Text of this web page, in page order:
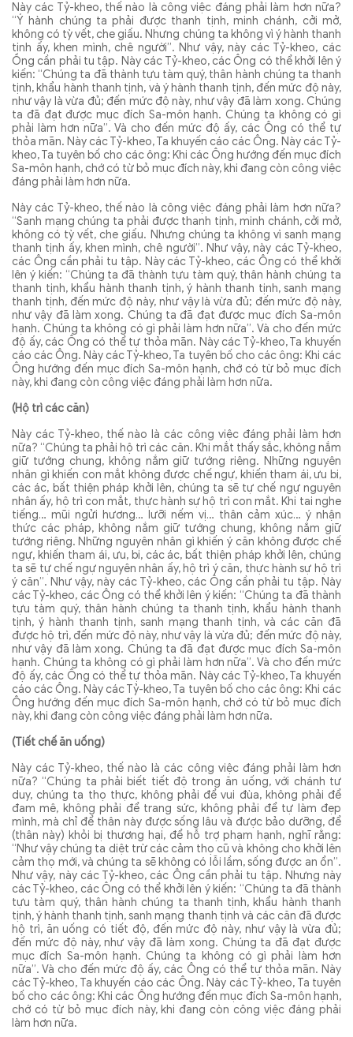
Này các Tỷ-kheo, thế nào là công việc đáng phải làm hơn nữa?
“Ý hành chúng ta phải được thanh tịnh, minh chánh, cởi mở,
không có tỳ vết, che giấu. Nhưng chúng ta không vì ý hành thanh
tịnh ấy, khen mình, chê người”. Như vậy, này các Tỷ-kheo, các
Ông cần phải tu tập. Này các Tỷ-kheo, các Ông có thể khởi lên ý
kiến: “Chúng ta đã thành tựu tàm quý, thân hành chúng ta thanh
tịnh, khẩu hành thanh tịnh, và ý hành thanh tịnh, đến mức độ này,
như vậy là vừa đủ; đến mức độ này, như vậy đã làm xong. Chúng
ta đã đạt được mục đích Sa-môn hạnh. Chúng ta không có gì
phải làm hơn nữa”. Và cho đến mức độ ấy, các Ông có thể tự
thỏa mãn. Này các Tỷ-kheo, Ta khuyến cáo các Ông. Này các Tỷ-
kheo, Ta tuyên bố cho các ông: Khi các Ông hướng đến mục đích
Sa-môn hạnh, chớ có từ bỏ mục đích này, khi đang còn công việc
đáng phải làm hơn nữa.
Này các Tỷ-kheo, thế nào là công việc đáng phải làm hơn nữa?
“Sanh mạng chúng ta phải được thanh tịnh, minh chánh, cởi mở,
không có tỳ vết, che giấu. Nhưng chúng ta không vì sanh mạng
thanh tịnh ấy, khen mình, chê người”. Như vậy, này các Tỷ-kheo,
các Ông cần phải tu tập. Này các Tỷ-kheo, các Ông có thể khởi
lên ý kiến: “Chúng ta đã thành tựu tàm quý, thân hành chúng ta
thanh tịnh, khẩu hành thanh tịnh, ý hành thanh tịnh, sanh mạng
thanh tịnh, đến mức độ này, như vậy là vừa đủ; đến mức độ này,
như vậy đã làm xong. Chúng ta đã đạt được mục đích Sa-môn
hạnh. Chúng ta không có gì phải làm hơn nữa”. Và cho đến mức
độ ấy, các Ông có thể tự thỏa mãn. Này các Tỷ-kheo, Ta khuyến
cáo các Ông. Này các Tỷ-kheo, Ta tuyên bố cho các ông: Khi các
Ông hướng đến mục đích Sa-môn hạnh, chớ có từ bỏ mục đích
này, khi đang còn công việc đáng phải làm hơn nữa.
(Hộ trì các căn)
Này các Tỷ-kheo, thế nào là các công việc đáng phải làm hơn
nữa? “Chúng ta phải hộ trì các căn. Khi mắt thấy sắc, không nắm
giữ tướng chung, không nắm giữ tướng riêng. Những nguyên
nhân gì khiến con mắt không được chế ngự, khiến tham ái, ưu bi,
các ác, bất thiện pháp khởi lên, chúng ta sẽ tự chế ngự nguyên
nhân ấy, hộ trì con mắt, thực hành sự hộ trì con mắt. Khi tai nghe
tiếng… mũi ngửi hương… lưỡi nếm vị… thân cảm xúc… ý nhận
thức các pháp, không nắm giữ tướng chung, không nắm giữ
tướng riêng. Những nguyên nhân gì khiến ý căn không được chế
ngự, khiến tham ái, ưu, bi, các ác, bất thiện pháp khởi lên, chúng
ta sẽ tự chế ngự nguyên nhân ấy, hộ trì ý căn, thực hành sự hộ trì
ý căn”. Như vậy, này các Tỷ-kheo, các Ông cần phải tu tập. Này
các Tỷ-kheo, các Ông có thể khởi lên ý kiến: “Chúng ta đã thành
tựu tàm quý, thân hành chúng ta thanh tịnh, khẩu hành thanh
tịnh, ý hành thanh tịnh, sanh mạng thanh tịnh, và các căn đã
được hộ trì, đến mức độ này, như vậy là vừa đủ; đến mức độ này,
như vậy đã làm xong. Chúng ta đã đạt được mục đích Sa-môn
hạnh. Chúng ta không có gì phải làm hơn nữa”. Và cho đến mức
độ ấy, các Ông có thể tự thỏa mãn. Này các Tỷ-kheo, Ta khuyến
cáo các Ông. Này các Tỷ-kheo, Ta tuyên bố cho các ông: Khi các
Ông hướng đến mục đích Sa-môn hạnh, chớ có từ bỏ mục đích
này, khi đang còn công việc đáng phải làm hơn nữa.
(Tiết chế ăn uống)
Này các Tỷ-kheo, thế nào là các công việc đáng phải làm hơn
nữa? “Chúng ta phải biết tiết độ trong ăn uống, với chánh tư
duy, chúng ta thọ thực, không phải để vui đùa, không phải để
đam mê, không phải để trang sức, không phải để tự làm đẹp
mình, mà chỉ để thân này được sống lâu và được bảo dưỡng, để
(thân này) khỏi bị thương hại, để hỗ trợ phạm hạnh, nghĩ rằng:
“Như vậy chúng ta diệt trừ các cảm thọ cũ và không cho khởi lên
cảm thọ mới, và chúng ta sẽ không có lỗi lầm, sống được an ổn”.
Như vậy, này các Tỷ-kheo, các Ông cần phải tu tập. Nhưng này
các Tỷ-kheo, các Ông có thể khởi lên ý kiến: “Chúng ta đã thành
tựu tàm quý, thân hành chúng ta thanh tịnh, khẩu hành thanh
tịnh, ý hành thanh tịnh, sanh mạng thanh tịnh và các căn đã được
hộ trì, ăn uống có tiết độ, đến mức độ này, như vậy là vừa đủ;
đến mức độ này, như vậy đã làm xong. Chúng ta đã đạt được
mục đích Sa-môn hạnh. Chúng ta không có gì phải làm hơn
nữa”. Và cho đến mức độ ấy, các Ông có thể tự thỏa mãn. Này
các Tỷ-kheo, Ta khuyến cáo các Ông. Này các Tỷ-kheo, Ta tuyên
bố cho các ông: Khi các Ông hướng đến mục đích Sa-môn hạnh,
chớ có từ bỏ mục đích này, khi đang còn công việc đáng phải
làm hơn nữa.